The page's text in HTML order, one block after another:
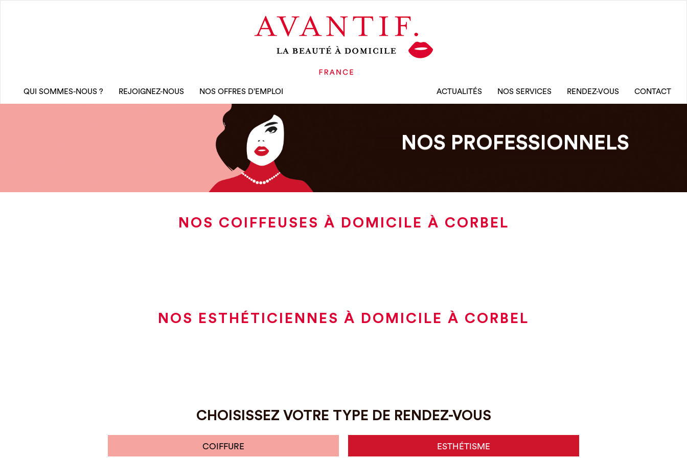
QUI SOMMES-NOUS ? REJOIGNEZ-NOUS NOS OFFRES D’EMPLOI ACTUALITÉS NOS SERVICES RENDEZ-VOUS CONTACT
NOS PROFESSIONNELS
NOS COIFFEUSES À DOMICILE À CORBEL
NOS ESTHÉTICIENNES À DOMICILE À CORBEL
CHOISISSEZ VOTRE TYPE DE RENDEZ-VOUS
COIFFURE ESTHÉTISME